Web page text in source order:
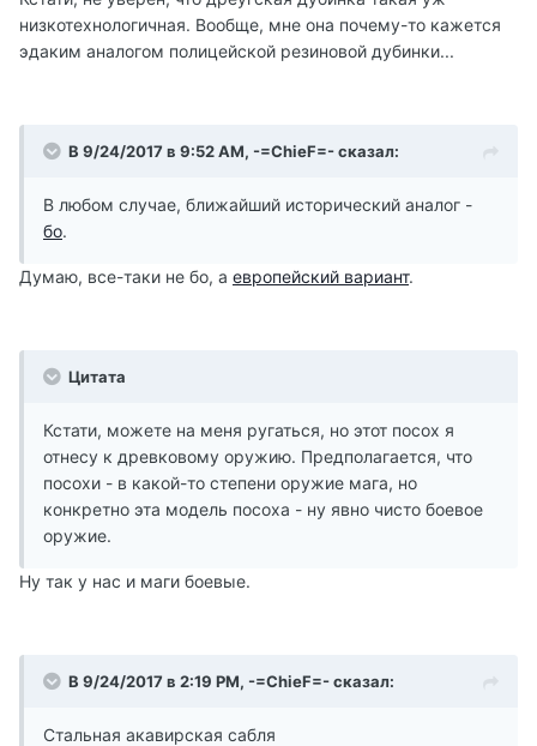
низкотехнологичная. Вообще, мне она почему-то кажется
эдаким аналогом полицейской резиновой дубинки...
В 9/24/2017 в 9:52 AM, -=ChieF=- сказал:
В любом случае, ближайший исторический аналог -
бо.
Думаю, все-таки не бо, а европейский вариант.
Цитата
Кстати, можете на меня ругаться, но этот посох я
отнесу к древковому оружию. Предполагается, что
посохи - в какой-то степени оружие мага, но
конкретно эта модель посоха - ну явно чисто боевое
оружие.
Ну так у нас и маги боевые.
В 9/24/2017 в 2:19 PM, -=ChieF=- сказал:
Стальная акавирская сабля